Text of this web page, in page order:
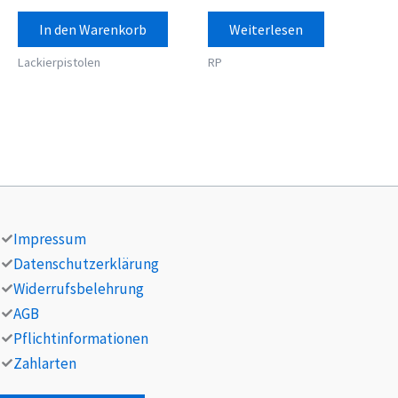
In den Warenkorb
Lackierpistolen
Weiterlesen
RP
Impressum
Datenschutzerklärung
Widerrufsbelehrung
AGB
Pflichtinformationen
Zahlarten